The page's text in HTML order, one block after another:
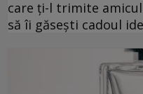
care ți-l trimite
să îi găsești cadoul